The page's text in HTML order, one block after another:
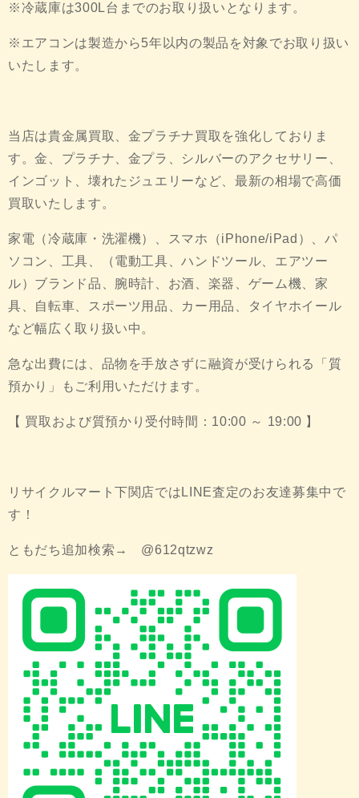
※冷蔵庫は300L台までのお取り扱いとなります。
※エアコンは製造から5年以内の製品を対象でお取り扱い
いたします。
当店は貴金属買取、金プラチナ買取を強化しておりま
す。金、プラチナ、金プラ、シルバーのアクセサリー、
インゴット、壊れたジュエリーなど、最新の相場で高価
買取いたします。
家電（冷蔵庫・洗濯機）、スマホ（iPhone/iPad）、パ
ソコン、工具、（電動工具、ハンドツール、エアツー
ル）ブランド品、腕時計、お酒、楽器、ゲーム機、家
具、自転車、スポーツ用品、カー用品、タイヤホイール
など幅広く取り扱い中。
急な出費には、品物を手放さずに融資が受けられる「質
預かり」もご利用いただけます。
【 買取および質預かり受付時間：10:00 ～ 19:00 】
リサイクルマート下関店ではLINE査定のお友達募集中で
す！
ともだち追加検索→ @612qtzwz